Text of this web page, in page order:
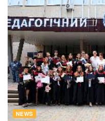
NEWS